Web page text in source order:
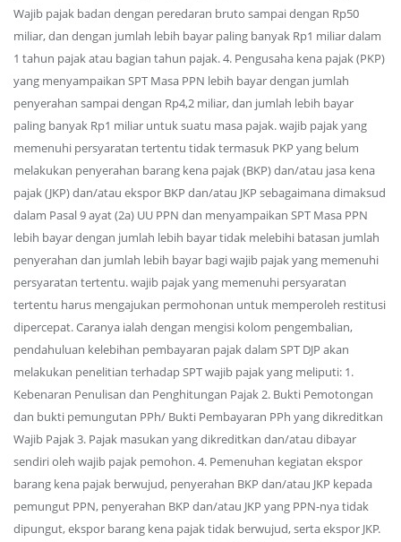
Wajib pajak badan dengan peredaran bruto sampai dengan Rp50
miliar, dan dengan jumlah lebih bayar paling banyak Rp1 miliar dalam
1 tahun pajak atau bagian tahun pajak. 4. Pengusaha kena pajak (PKP)
yang menyampaikan SPT Masa PPN lebih bayar dengan jumlah
penyerahan sampai dengan Rp4,2 miliar, dan jumlah lebih bayar
paling banyak Rp1 miliar untuk suatu masa pajak. wajib pajak yang
memenuhi persyaratan tertentu tidak termasuk PKP yang belum
melakukan penyerahan barang kena pajak (BKP) dan/atau jasa kena
pajak (JKP) dan/atau ekspor BKP dan/atau JKP sebagaimana dimaksud
dalam Pasal 9 ayat (2a) UU PPN dan menyampaikan SPT Masa PPN
lebih bayar dengan jumlah lebih bayar tidak melebihi batasan jumlah
penyerahan dan jumlah lebih bayar bagi wajib pajak yang memenuhi
persyaratan tertentu. wajib pajak yang memenuhi persyaratan
tertentu harus mengajukan permohonan untuk memperoleh restitusi
dipercepat. Caranya ialah dengan mengisi kolom pengembalian,
pendahuluan kelebihan pembayaran pajak dalam SPT DJP akan
melakukan penelitian terhadap SPT wajib pajak yang meliputi: 1.
Kebenaran Penulisan dan Penghitungan Pajak 2. Bukti Pemotongan
dan bukti pemungutan PPh/ Bukti Pembayaran PPh yang dikreditkan
Wajib Pajak 3. Pajak masukan yang dikreditkan dan/atau dibayar
sendiri oleh wajib pajak pemohon. 4. Pemenuhan kegiatan ekspor
barang kena pajak berwujud, penyerahan BKP dan/atau JKP kepada
pemungut PPN, penyerahan BKP dan/atau JKP yang PPN-nya tidak
dipungut, ekspor barang kena pajak tidak berwujud, serta ekspor JKP.